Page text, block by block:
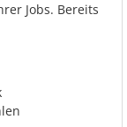
Jobs. Bereits